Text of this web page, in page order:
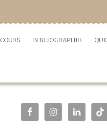
COURS BIBLIOGRAPHIE